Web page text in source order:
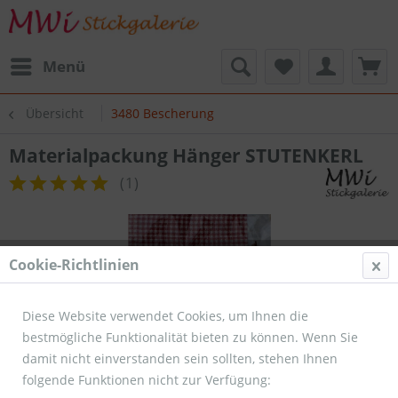
Menü
Übersicht 3480 Bescherung
Materialpackung Hänger STUTENKERL
(1 )
Cookie-Richtlinien
Diese Website verwendet Cookies, um Ihnen die
bestmögliche Funktionalität bieten zu können. Wenn Sie
damit nicht einverstanden sein sollten, stehen Ihnen
folgende Funktionen nicht zur Verfügung: